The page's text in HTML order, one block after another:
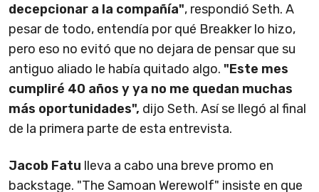
decepcionar a la compañía", respondió Seth. A
pesar de todo, entendía por qué Breakker lo hizo,
pero eso no evitó que no dejara de pensar que su
antiguo aliado le había quitado algo. "Este mes
cumpliré 40 años y ya no me quedan muchas
más oportunidades", dijo Seth. Así se llegó al final
de la primera parte de esta entrevista.
Jacob Fatu lleva a cabo una breve promo en
backstage. "The Samoan Werewolf" insiste en que